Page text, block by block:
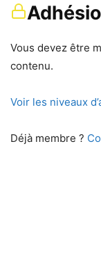
Vous devez être
contenu.
Voir les niveaux
Déjà membre ?